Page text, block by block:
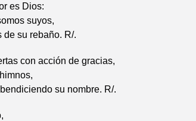
es Dios:
suyos,
de su rebaño. R/.
con acción de gracias,
su nombre. R/.